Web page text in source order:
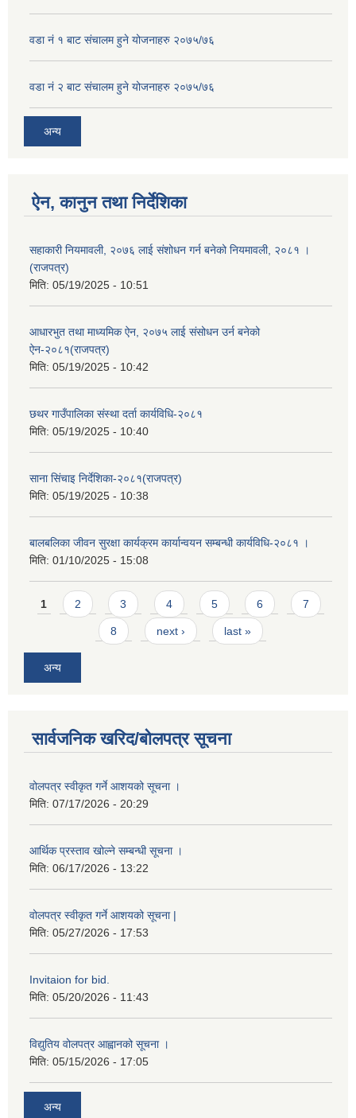
वडा नं १ बाट संचालम हुने योजनाहरु २०७५/७६
वडा नं २ बाट संचालम हुने योजनाहरु २०७५/७६
अन्य
ऐन, कानुन तथा निर्देशिका
सहाकारी नियमावली, २०७६ लाई संशोधन गर्न बनेको नियमावली, २०८१ ।
(राजपत्र)
मिति: 05/19/2025 - 10:51
आधारभुत तथा माध्यमिक ऐन, २०७५ लाई संसोधन उर्न बनेको
ऐन-२०८१(राजपत्र)
मिति: 05/19/2025 - 10:42
छथर गाउँपालिका संस्था दर्ता कार्यविधि-२०८१
मिति: 05/19/2025 - 10:40
साना सिंचाइ निर्देशिका-२०८१(राजपत्र)
मिति: 05/19/2025 - 10:38
बालबलिका जीवन सुरक्षा कार्यक्रम कार्यान्वयन सम्बन्धी कार्यविधि-२०८१ ।
मिति: 01/10/2025 - 15:08
Pages
1 2 3 4 5 6 7
8 next › last »
अन्य
सार्वजनिक खरिद/बोलपत्र सूचना
वोलपत्र स्वीकृत गर्ने आशयको सूचना ।
मिति: 07/17/2026 - 20:29
आर्थिक प्रस्ताव खोल्ने सम्बन्धी सूचना ।
मिति: 06/17/2026 - 13:22
वोलपत्र स्वीकृत गर्ने आशयको सूचना |
मिति: 05/27/2026 - 17:53
Invitaion for bid.
मिति: 05/20/2026 - 11:43
विद्युतिय वोलपत्र आह्वानको सूचना ।
मिति: 05/15/2026 - 17:05
अन्य